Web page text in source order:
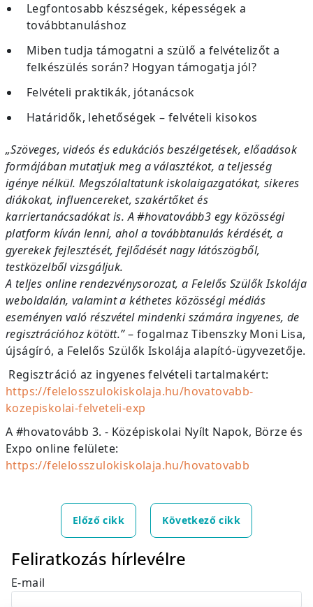
Legfontosabb készségek, képességek a
továbbtanuláshoz
Miben tudja támogatni a szülő a felvételizőt a
felkészülés során? Hogyan támogatja jól?
Felvételi praktikák, jótanácsok
Határidők, lehetőségek – felvételi kisokos
„Szöveges, videós és edukációs beszélgetések, előadások
formájában mutatjuk meg a választékot, a teljesség
igénye nélkül. Megszólaltatunk iskolaigazgatókat, sikeres
diákokat, influencereket, szakértőket és
karriertanácsadókat is. A #hovatovább3 egy közösségi
platform kíván lenni, ahol a továbbtanulás kérdését, a
gyerekek fejlesztését, fejlődését nagy látószögből,
testközelből vizsgáljuk.
A teljes online rendezvénysorozat, a Felelős Szülők Iskolája
weboldalán, valamint a kéthetes közösségi médiás
eseményen való részvétel mindenki számára ingyenes, de
regisztrációhoz kötött.”– fogalmaz Tibenszky Moni Lisa,
újságíró, a Felelős Szülők Iskolája alapító-ügyvezetője.
Regisztráció az ingyenes felvételi tartalmakért:
https://felelosszulokiskolaja.hu/hovatovabb-
kozepiskolai-felveteli-exp
A #hovatovább 3. - Középiskolai Nyílt Napok, Börze és
Expo online felülete:
https://felelosszulokiskolaja.hu/hovatovabb
Előző cikk Következő cikk
Feliratkozás hírlevélre
E-mail